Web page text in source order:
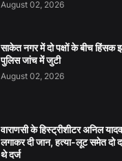
August 02, 2026
साकेत नगर में दो पक्षों के बीच
पुलिस जांच में जुटी
August 02, 2026
वाराणसी के हिस्ट्रीशीटर अनिल
लगाकर दी जान, हत्या-लूट समेत दो
थे दर्ज